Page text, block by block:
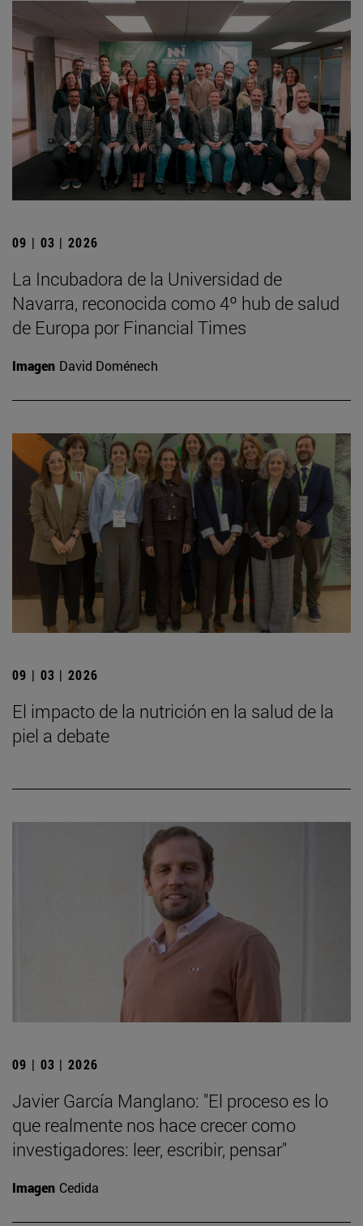
09 | 03 | 2026
La Incubadora de la Universidad de
Navarra, reconocida como 4º hub de salud
de Europa por Financial Times
Imagen David Doménech
09 | 03 | 2026
El impacto de la nutrición en la salud de la
piel a debate
09 | 03 | 2026
Javier García Manglano: "El proceso es lo
que realmente nos hace crecer como
investigadores: leer, escribir, pensar"
Imagen Cedida